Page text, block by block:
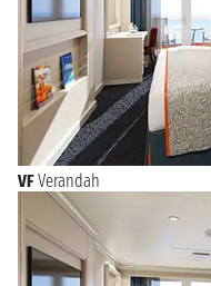
VF Verandah